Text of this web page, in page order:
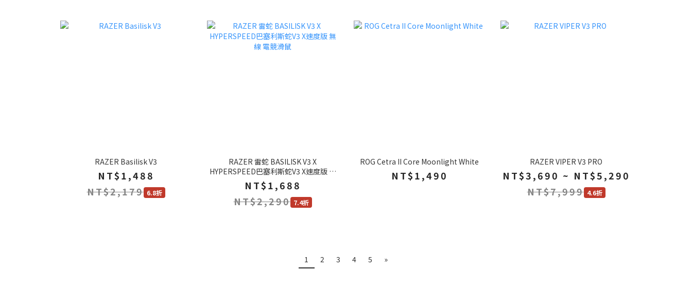
RAZER Basilisk V3
NT$1,488
NT$2,179 6.8折
RAZER 雷蛇 BASILISK V3 X
HYPERSPEED巴塞利斯蛇V3 X速度版 無
線 電競滑鼠
NT$1,688
NT$2,290 7.4折
ROG Cetra II Core Moonlight White
NT$1,490
RAZER VIPER V3 PRO
NT$3,690 ~ NT$5,290
NT$7,999 4.6折
1 2 3 4 5 »